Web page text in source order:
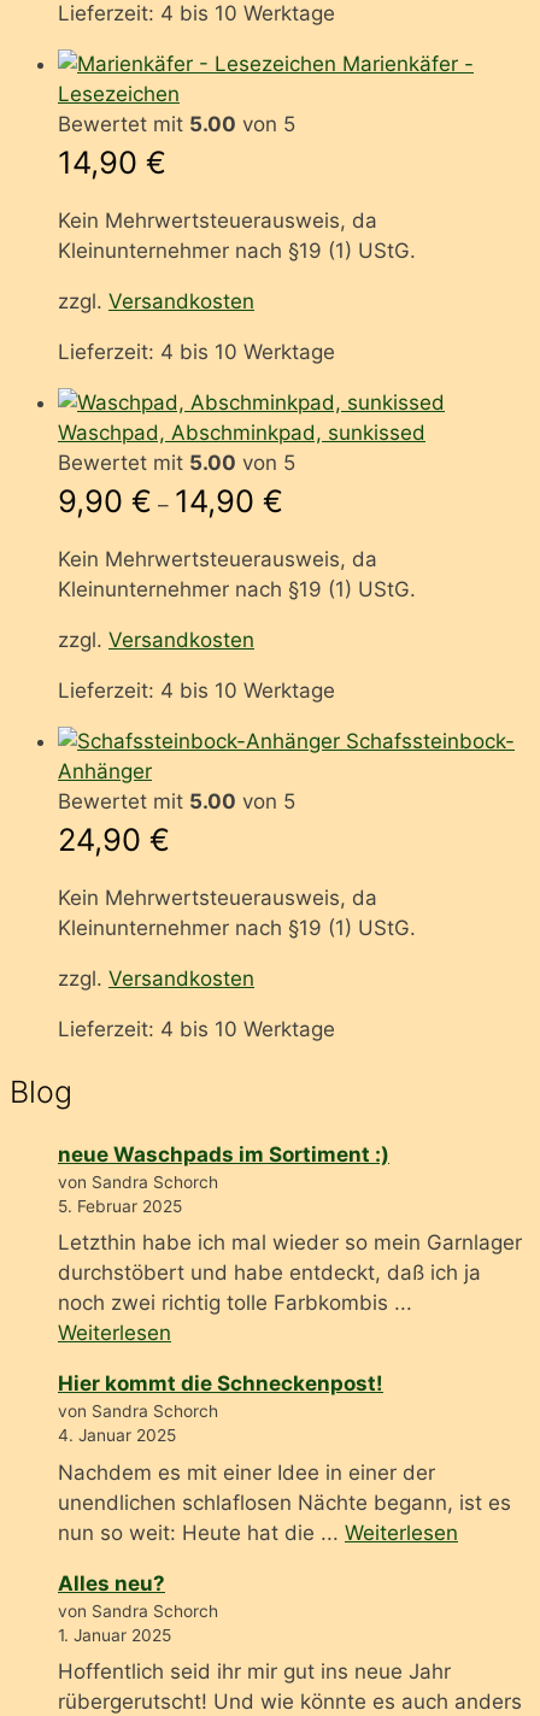
Lieferzeit: 4 bis 10 Werktage
Marienkäfer -
Lesezeichen
Bewertet mit 5.00 von 5
14,90 €
Kein Mehrwertsteuerausweis, da
Kleinunternehmer nach §19 (1) UStG.
zzgl. Versandkosten
Lieferzeit: 4 bis 10 Werktage
Waschpad, Abschminkpad, sunkissed
Bewertet mit 5.00 von 5
9,90 € – 14,90 €
Kein Mehrwertsteuerausweis, da
Kleinunternehmer nach §19 (1) UStG.
zzgl. Versandkosten
Lieferzeit: 4 bis 10 Werktage
Schafssteinbock-
Anhänger
Bewertet mit 5.00 von 5
24,90 €
Kein Mehrwertsteuerausweis, da
Kleinunternehmer nach §19 (1) UStG.
zzgl. Versandkosten
Lieferzeit: 4 bis 10 Werktage
Blog
neue Waschpads im Sortiment :)
von Sandra Schorch
5. Februar 2025
Letzthin habe ich mal wieder so mein Garnlager
durchstöbert und habe entdeckt, daß ich ja
noch zwei richtig tolle Farbkombis ...
Weiterlesen
Hier kommt die Schneckenpost!
von Sandra Schorch
4. Januar 2025
Nachdem es mit einer Idee in einer der
unendlichen schlaflosen Nächte begann, ist es
nun so weit: Heute hat die ... Weiterlesen
Alles neu?
von Sandra Schorch
1. Januar 2025
Hoffentlich seid ihr mir gut ins neue Jahr
rübergerutscht! Und wie könnte es auch anders